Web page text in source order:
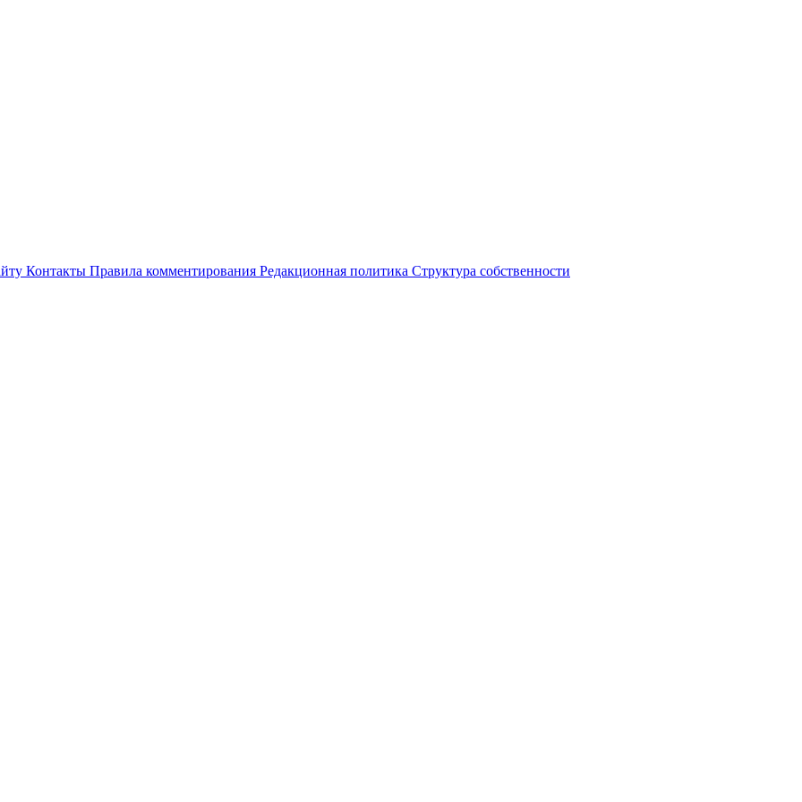
Контакты Правила комментирования Редакционная политика Структура собственности